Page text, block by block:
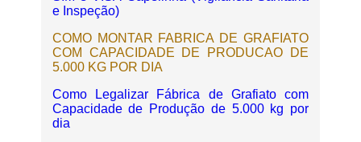
e Inspeção)
COMO MONTAR FABRICA DE GRAFIATO
COM CAPACIDADE DE PRODUCAO DE
5.000 KG POR DIA
Como Legalizar Fábrica de Grafiato com
Capacidade de Produção de 5.000 kg por
dia